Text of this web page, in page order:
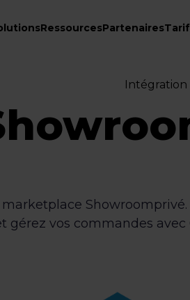
RessourcesPartenaires
Intégration
marketplace
gérez vos commandes avec